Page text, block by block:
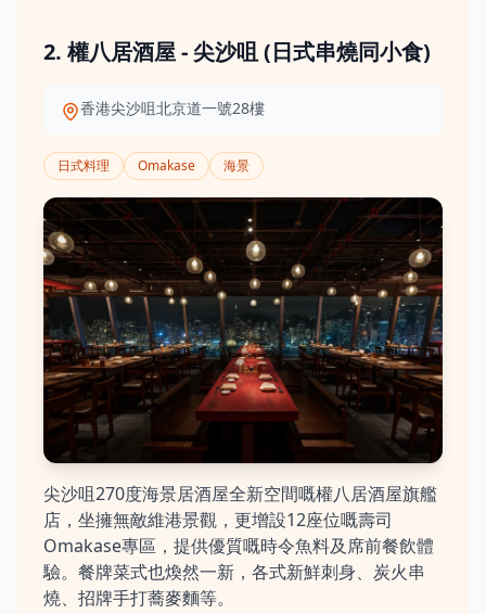
2. 權八居酒屋 - 尖沙咀 (日式串燒同小食)
香港尖沙咀北京道一號28樓
日式料理 Omakase 海景
尖沙咀270度海景居酒屋全新空間嘅權八居酒屋旗艦
店，坐擁無敵維港景觀，更增設12座位嘅壽司
Omakase專區，提供優質嘅時令魚料及席前餐飲體
驗。餐牌菜式也煥然一新，各式新鮮刺身、炭火串
燒、招牌手打蕎麥麵等。